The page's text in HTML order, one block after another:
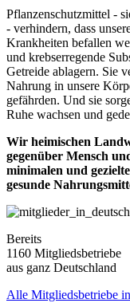
Pflanzenschutzmittel -
- verhindern, dass
Krankheiten befallen
und krebserregende
Getreide ablagern. Sie
Nahrung in unsere
gefährden. Und sie
Ruhe wachsen und
Wir heimischen
gegenüber Mensch
minimalen und
gesunde
Bereits
1160 Mitgliedsbetriebe
aus ganz Deutschland
Alle Mitgliedsbetriebe